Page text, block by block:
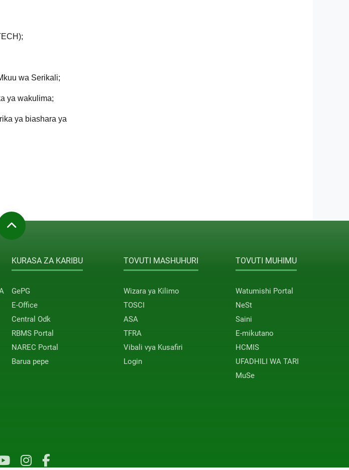
wa Serikali;
ya wakulima;
ya biashara ya
KURASA ZA KARIBU
GePG
E-Office
Central Odk
RBMS Portal
NAREC Portal
Barua pepe
TOVUTI MASHUHURI
Wizara ya Kilimo
TOSCI
ASA
TFRA
Vibali vya Kusafiri
Login
TOVUTI MUHIMU
Watumishi Portal
NeSt
Saini
E-mikutano
HCMIS
UFADHILI WA TARI
MuSe